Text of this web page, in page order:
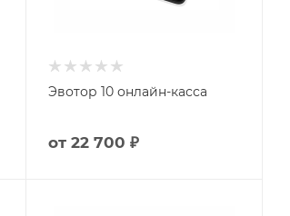
Эвотор 10 онлайн-касса
от22 700 ₽